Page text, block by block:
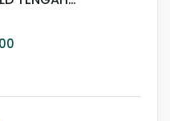
FEBRUARI 2027